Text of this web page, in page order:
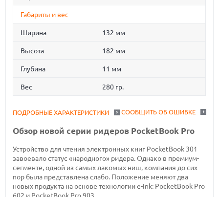
Габариты и вес
Ширина 132 мм
Высота 182 мм
Глубина 11 мм
Вес 280 гр.
СООБЩИТЬ ОБ ОШИБКЕ
ПОДРОБНЫЕ ХАРАКТЕРИСТИКИ
Обзор новой серии ридеров PocketBook Pro
Устройство для чтения электронных книг PocketBook 301
завоевало статус «народного» ридера. Однако в премиум-
сегменте, одной из самых лакомых ниш, компания до сих
пор была представлена слабо. Положение меняют два
новых продукта на основе технологии e-ink: PocketBook Pro
602 и PocketBook Pro 903.